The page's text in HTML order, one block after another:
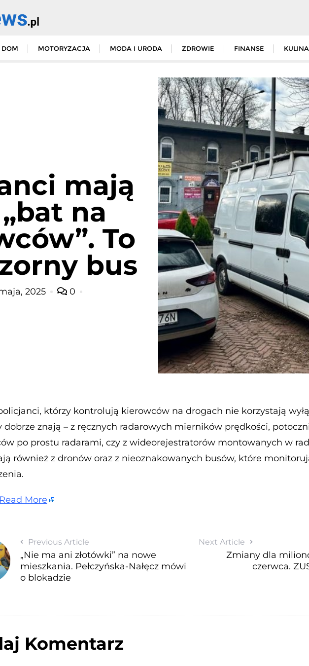
DOM MOTORYZACJA MODA I URODA ZDROWIE FINANSE
mają
na
To
bus
2025 0
którzy kontrolują kierowców na drogach nie korzystają
dobrze znają – z ręcznych radarowych mierników prędkości,
po prostu radarami, czy z wideorejestratorów montowanych w
również z dronów oraz z nieoznakowanych busów, które
Read More
Previous Article
„Nie ma ani złotówki” na nowe
mieszkania. Pełczyńska-Nałęcz mówi
o blokadzie
Next Article
Zmiany dla
czerwca.
Komentarz